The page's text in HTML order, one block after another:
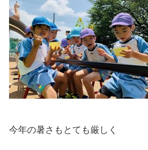
今年の暑さもとても厳しく